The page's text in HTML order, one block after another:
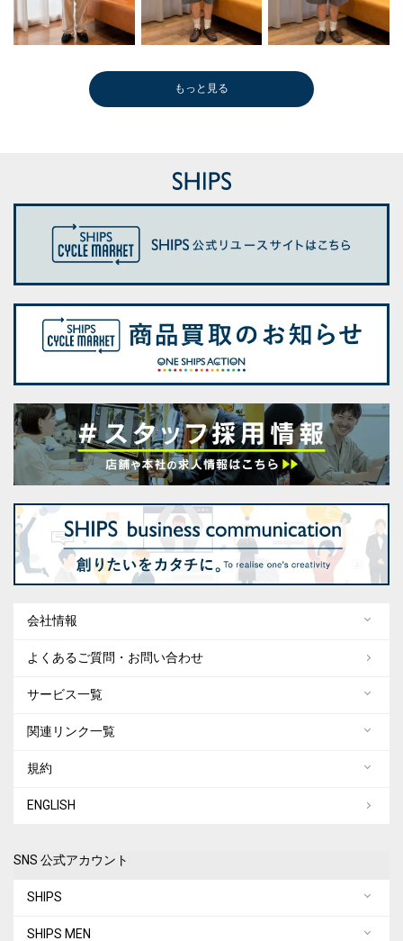
もっと見る
会社情報
よくあるご質問・お問い合わせ
サービス一覧
関連リンク一覧
規約
ENGLISH
SNS 公式アカウント
SHIPS
SHIPS MEN